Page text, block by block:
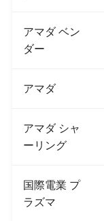
アマダ ベン
ダー
アマダ
アマダ シャ
ーリング
国際電業 プ
ラズマ